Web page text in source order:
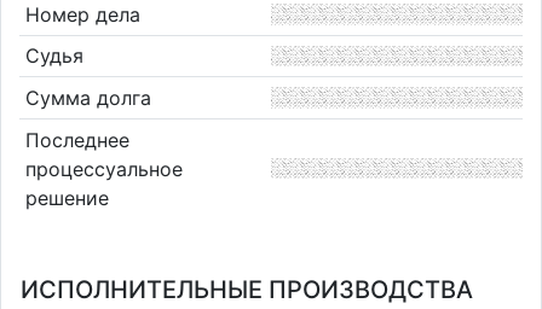
Номер дела
Судья
Сумма долга
Последнее
процессуальное
решение
ИСПОЛНИТЕЛЬНЫЕ ПРОИЗВОДСТВА